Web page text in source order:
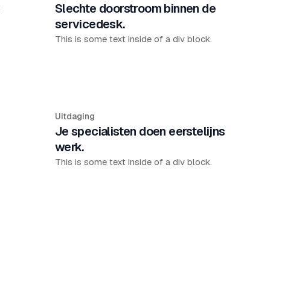
Slechte doorstroom binnen de
servicedesk.
This is some text inside of a div block.
Uitdaging
Je specialisten doen eerstelijns
werk.
This is some text inside of a div block.